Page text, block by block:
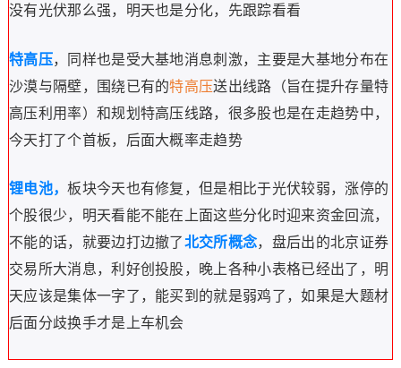
没有光伏那么强，明天也是分化，先跟踪看看
特高压，同样也是受大基地消息刺激，主要是大基地分布在
沙漠与隔壁，围绕已有的特高压送出线路（旨在提升存量特
高压利用率）和规划特高压线路，很多股也是在走趋势中，
今天打了个首板，后面大概率走趋势
锂电池，板块今天也有修复，但是相比于光伏较弱，涨停的
个股很少，明天看能不能在上面这些分化时迎来资金回流，
不能的话，就要边打边撤了北交所概念，盘后出的北京证券
交易所大消息，利好创投股，晚上各种小表格已经出了，明
天应该是集体一字了，能买到的就是弱鸡了，如果是大题材
后面分歧换手才是上车机会